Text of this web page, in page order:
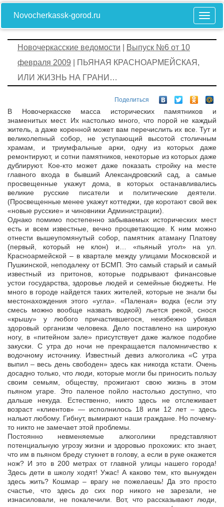
Novocherkassk-gorod.ru
Новочеркасские ведомости
Выпуск №6 от 10
февраля 2009 | ПЬЯНАЯ КРАСНОАРМЕЙСКАЯ,
ИЛИ ЖИЗНЬ НА ГРАНИ…
Поделиться
В Новочеркасске масса исторических памятников и
знаменитых мест. Их настолько много, что порой не каждый
житель, а даже коренной может вам перечислить их все. Тут и
великолепный собор, не уступающий высотой столичным
храмам, и триумфальные арки, одну из которых даже
ремонтируют, и сотни памятников, некоторые из которых даже
дублируют. Кое-кто может даже показать стройку на месте
главного входа в бывший Александровский сад, а самые
просвещенные укажут дома, в которых останавливались
великие русские писатели и политические деятели.
(Просвещенные менее укажут коттеджи, где коротают свой век
«новые русские» и чиновники Администрации).
Однако помимо постепенно забываемых исторических мест
есть и всем известные, вечно процветающие. К ним можно
отнести вышеупомянутый собор, памятник атаману Платову
(первый, который не клон) и… «пьяный угол» на ул.
Красноармейской – в квартале между улицами Московской и
Пушкинской, неподалеку от БСМП. Это самый старый и самый
известный из притонов, которые подрывают финансовые
устои государства, здоровье людей и семейные бюджеты. Не
много в городе найдется таких жителей, которые не знали бы
местонахождения этого «угла». «Паленая» водка (если эту
смесь можно вообще назвать водкой) льется рекой, снося
«крышу» у любого причастившегося, неизбежно убивая
здоровый организм человека. Дело поставлено на широкую
ногу, в «питейном зале» присутствует даже жалкое подобие
закуски. С утра до ночи не прекращается паломничество к
водочному источнику. Известный девиз алкоголика «С утра
выпил – весь день свободен» здесь как никогда кстати. Очень
досадно только, что люди, которые могли бы приносить пользу
своим семьям, обществу, прожигают свою жизнь в этом
пьяном угаре. Это паленое пойло настолько доступно, что
дальше некуда. Естественно, никто здесь не отслеживает
возраст «клиентов» — исполнилось 18 или 12 лет – здесь
нальют любому. Гибнут, вымирают наши граждане. Но почему-
то никто не замечает этой проблемы.
Постоянно невменяемые алкоголики представляют
потенциальную угрозу жизни и здоровью прохожих: кто знает,
что им в пьяном бреду стукнет в голову, а если в руке окажется
нож? И это в 200 метрах от главной улицы нашего города!
Здесь дети в школу ходят! Ужас! А каково тем, кто вынужден
здесь жить? Кошмар – врагу не пожелаешь! Да это просто
счастье, что здесь до сих пор никого не зарезали, не
изнасиловали, не покалечили. Вот, что рассказывают люди,